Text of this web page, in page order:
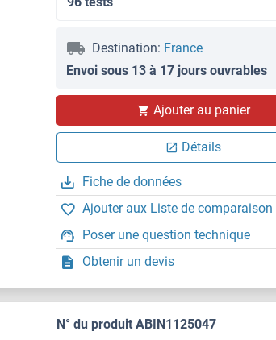
Destination: France
Envoi sous 13 à 17 jours ouvrables
Ajouter au panier
Détails
Fiche de données
Ajouter aux Liste de comparaison
Poser une question technique
Obtenir un devis
N° du produit ABIN1125047